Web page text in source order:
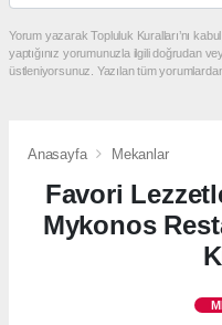
Yorum yazarak Topluluk Kuralları’nı
yaptığınız yorumunuzla ilgili doğrudan
üstleniyorsunuz. Yazılan tüm
Anasayfa Mekanlar
Favori
Mykonos